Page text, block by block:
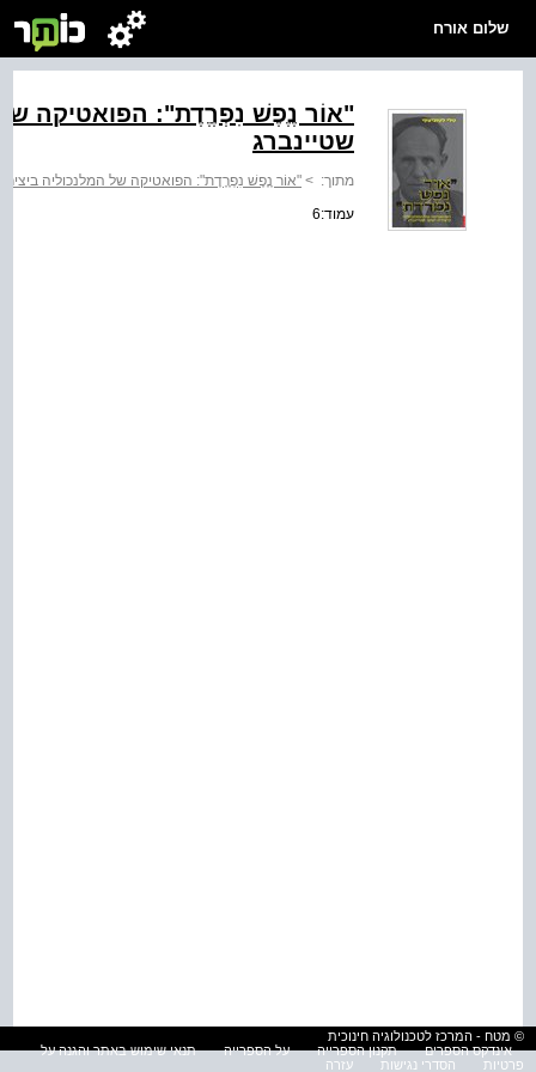
שלום אורח
"אוֹר נֶֶפֶשׁ נִפְרֶֶדֶת": הפואטיקה של
שטיינברג
מתוך: > "אוֹר נֶֶפֶשׁ נִפְרֶֶדֶת": הפואטיקה של המלנכוליה
עמוד:6
© מטח - המרכז לטכנולוגיה חינוכית
אינדקס הספרים
תקנון הספרייה על הספרייה
תנאי שימוש באתר והגנה על
פרטיות
הסדרי נגישות עזרה